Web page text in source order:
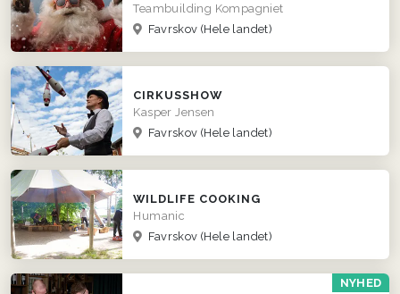
Teambuilding Kompagniet
Favrskov (Hele landet)
CIRKUSSHOW
Kasper Jensen
Favrskov (Hele landet)
WILDLIFE COOKING
Humanic
Favrskov (Hele landet)
NYHED